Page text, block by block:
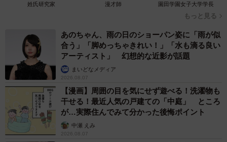
姓氏研究家 漫才師 園田学園女子大学学長
もっと見る
あのちゃん、雨の日のショーパン姿に「雨が似
合う」「脚めっちゃきれい！」「水も滴る良い
アーティスト」 幻想的な近影が話題
まいどなメディア
2026.08.07
【漫画】周囲の目を気にせず遊べる！洗濯物も
干せる！最近人気の戸建ての「中庭」 ところ
が…実際住んでみて分かった後悔ポイント
中瀬 えみ
2026.08.07